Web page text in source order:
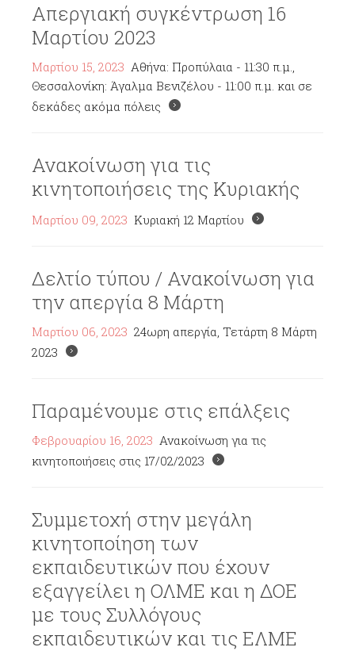
Απεργιακή συγκέντρωση 16
Μαρτίου 2023
Μαρτίου 15, 2023 Αθήνα: Προπύλαια - 11:30 π.μ.,
Θεσσαλονίκη: Άγαλμα Βενιζέλου - 11:00 π.μ. και σε
δεκάδες ακόμα πόλεις
Ανακοίνωση για τις
κινητοποιήσεις της Κυριακής
Μαρτίου 09, 2023 Κυριακή 12 Μαρτίου
Δελτίο τύπου / Ανακοίνωση για
την απεργία 8 Μάρτη
Μαρτίου 06, 2023 24ωρη απεργία, Τετάρτη 8 Μάρτη
2023
Παραμένουμε στις επάλξεις
Φεβρουαρίου 16, 2023 Ανακοίνωση για τις
κινητοποιήσεις στις 17/02/2023
Συμμετοχή στην μεγάλη
κινητοποίηση των
εκπαιδευτικών που έχουν
εξαγγείλει η ΟΛΜΕ και η ΔΟΕ
με τους Συλλόγους
εκπαιδευτικών και τις ΕΛΜΕ